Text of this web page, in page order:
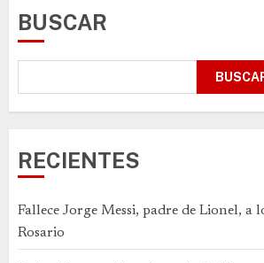
BUSCAR
RECIENTES
Fallece Jorge Messi, padre de Lionel, a
Rosario